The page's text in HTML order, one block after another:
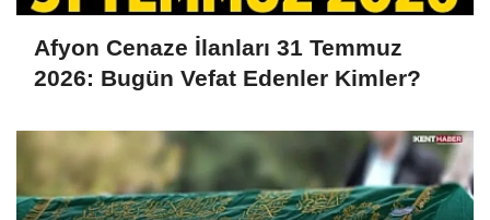
Afyon Cenaze İlanları 31 Temmuz
2026: Bugün Vefat Edenler Kimler?